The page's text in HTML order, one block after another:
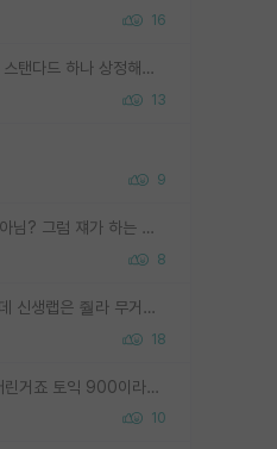
16
ML 대부분이 골드 스탠다드 하나 상정해놓고 (벤치마크 데이터셋이 여러 개면 여러 개 상정) 그거 얼마나 잘 맞추나 싸움임 가끔 번뜩이는 설계 철학을 보여주는 논문들도 있지만 대부분 그거 성적 얼마나 더 올리느라에 혈안이 되어 있는 측면이 잇음
13
9
open ai가 ai대장아님? 그럼 쟤가 하는 말이 다 맞겠네
8
신생랩 1기 출신인데 신생랩은 줠라 무거운 바벨 같은거임. 들면 대박인데 못들면 깔려 죽음. 아무도 알려주지 않는 환경에서 자생해야하지만, 일단 살아남았다면 그 어떤 사람보다 악착같고 생존력 높은 사람으로 거듭날 수 있음
18
뭐 토익같은게 되버린거죠 토익 900이라고 영어잘하는건 아닙니다만 잘하는사람은 다 900을 넘는 그런
10